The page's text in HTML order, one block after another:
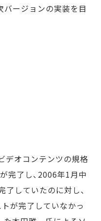
バージョンの実装を目
オコンテンツの規格
完了し、2006年1月中
していたのに対し、
が完了していなかっ